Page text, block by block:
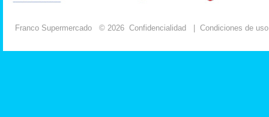
Franco Supermercado © 2026 Confidencialidad Condiciones de uso